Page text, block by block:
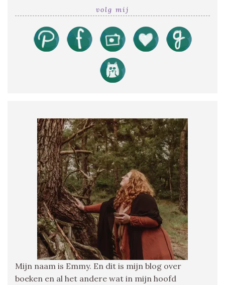
volg mij
Mijn naam is Emmy. En dit is mijn blog over
boeken en al het andere wat in mijn hoofd